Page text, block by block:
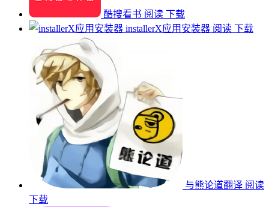
酷搜看书 阅读
下载
installerX应用安装器 阅读 下载
与熊论道翻译 阅读
下载